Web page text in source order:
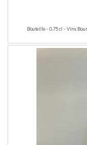
Bouteille - 0.75 cl - Vins